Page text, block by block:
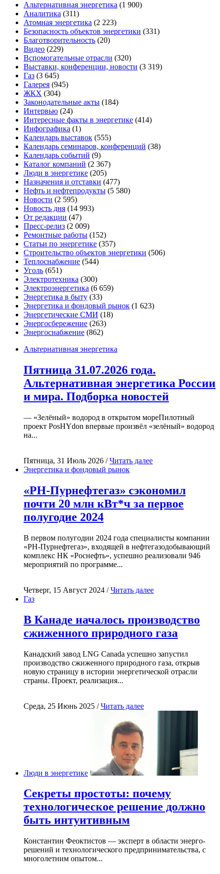
Альтернативная энергетика (1 900)
Аналитика (311)
Атомная энергетика (2 223)
Безопасность объектов энергетики (331)
Благотворительность (20)
Видео (229)
Вспомогательные отрасли (320)
Выставки, конференции, новости (3 319)
Газ (3 645)
Галерея (945)
ЖКХ (304)
Законодательные акты (184)
Интервью (24)
Интересные факты в энергетике (414)
Инфографика (1)
Календарь выставок (555)
Календарь семинаров, конференций (38)
Календарь событий (9)
Каталог компаний (2 367)
Люди в энергетике (205)
Назначения и отставки (477)
Нефть и нефтепродукты (5 580)
Новости (2 595)
Новость дня (14 993)
От редакции (47)
Пресс-релиз (2 009)
Ремонтные работы (152)
Статьи по энергетике (357)
Строительство объектов энергетики (506)
Теплоснабжение (544)
Уголь (651)
Электротехника (300)
Электроэнергетика (6 659)
Энергетика в быту (33)
Энергетика и фондовый рынок (1 623)
Энергетические СМИ (18)
Энергосбережение (263)
Энергоснабжение (862)
Альтернативная энергетика
Пятница 31.07.2026 года.
Альтернативная энергетика России
и мира. Подборка новостей
— «Зелёный» водород в открытом мореПилотный
проект PosHYdon впервые произвёл «зелёный» водород
на...
Пятница, 31 Июль 2026 /Читать далее
Энергетика и фондовый рынок
«РН-Пурнефтегаз» сэкономил
почти 20 млн кВт*ч за первое
полугодие 2024
В первом полугодии 2024 года специалисты компании
«РН-Пурнефтегаз», входящей в нефтегазодобывающий
комплекс НК «Роснефть», успешно реализовали 946
мероприятий по программе...
Четверг, 15 Август 2024 /Читать далее
Газ
В Канаде началось производство
сжиженного природного газа
Канадский завод LNG Canada успешно запустил
производство сжиженного природного газа, открыв
новую страницу в истории энергетической отрасли
страны. Проект, реализация...
Среда, 25 Июнь 2025 /Читать далее
Люди в энергетике
Секреты простоты: почему
технологическое решение должно
быть интуитивным
Константин Феоктистов — эксперт в области энерго-
решений и технологического предпринимательства, с
многолетним опытом...